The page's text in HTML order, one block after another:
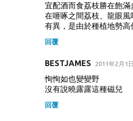
宜配酒而食荔枝勝在飽
在咂啄之間荔枝、龍眼風
有異，是由於種植地勢高
回覆
BESTJAMES 2011年2月1
恂恂如也變變野
沒有說曉露露這種磁兒
回覆